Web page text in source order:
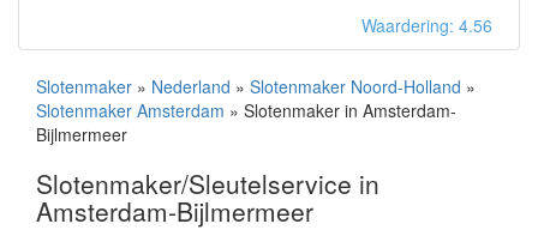
Waardering: 4.56
Slotenmaker » Nederland » Slotenmaker Noord-Holland »
Slotenmaker Amsterdam » Slotenmaker in Amsterdam-
Bijlmermeer
Slotenmaker/Sleutelservice in
Amsterdam-Bijlmermeer